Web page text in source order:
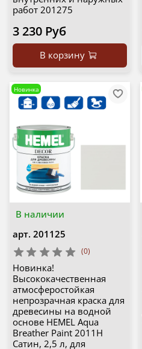
работ 201275
3 230 Руб
В корзину
В наличии
Новинка
арт. 201125
(0)
Новинка!
Высококачественная
атмосферостойкая
непрозрачная краска для
древесины на водной
основе HEMEL Aqua
Breather Paint 2011H
Сатин, 2,5 л, для